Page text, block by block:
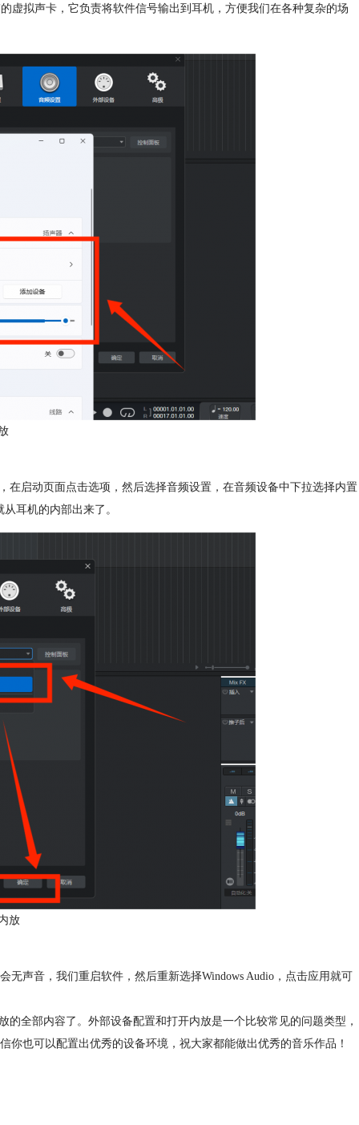
虚拟声卡，它负责将软件信号输出到耳机，方便我们在各种复杂的场
在启动页面点击选项，然后选择音频设置，在音频设备中下拉选择内置
耳机的内部出来了。
放
声音，我们重启软件，然后重新选择Windows Audio，点击应用就可
的全部内容了。外部设备配置和打开内放是一个比较常见的问题类型，
也可以配置出优秀的设备环境，祝大家都能做出优秀的音乐作品！